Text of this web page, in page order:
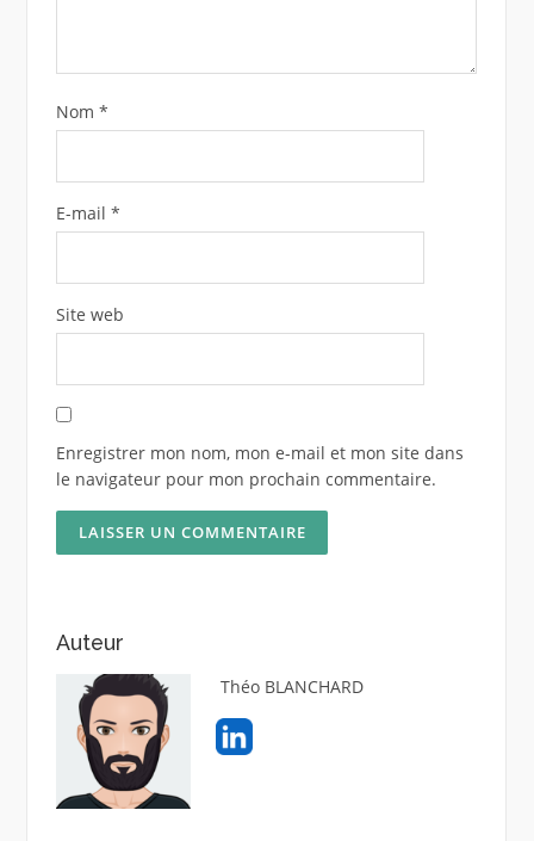
Nom *
E-mail *
Site web
Enregistrer mon nom, mon e-mail et mon site dans
le navigateur pour mon prochain commentaire.
Auteur
Théo BLANCHARD